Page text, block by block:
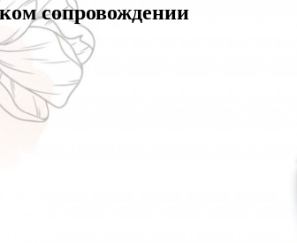
сопровождении